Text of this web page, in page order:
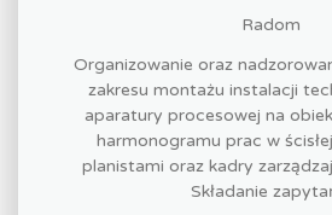
Radom
Organizowanie oraz
zakresu montażu instalacji
aparatury procesowej na
harmonogramu prac w
planistami oraz kadry
Składanie